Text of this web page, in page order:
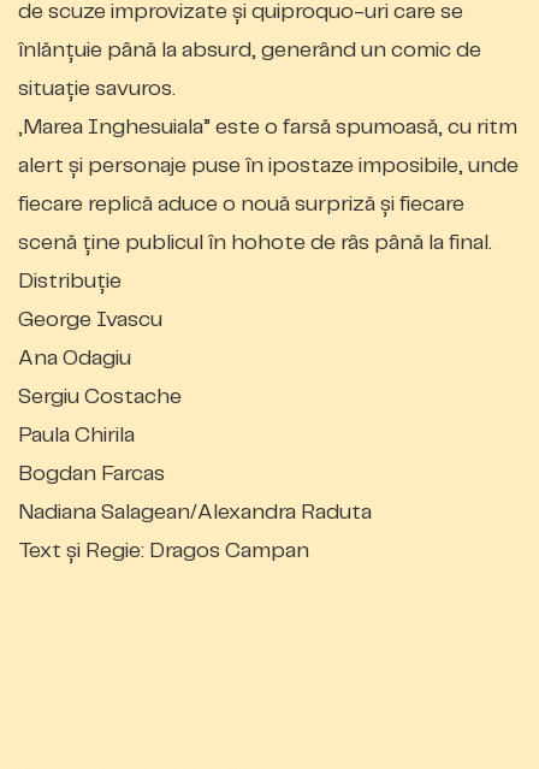
de scuze improvizate și quiproquo-uri care se
înlănțuie până la absurd, generând un comic de
situație savuros.
„Marea Inghesuiala” este o farsă spumoasă, cu ritm
alert și personaje puse în ipostaze imposibile, unde
fiecare replică aduce o nouă surpriză și fiecare
scenă ține publicul în hohote de râs până la final.
Distribuție
George Ivascu
Ana Odagiu
Sergiu Costache
Paula Chirila
Bogdan Farcas
Nadiana Salagean/Alexandra Raduta
Text și Regie: Dragos Campan